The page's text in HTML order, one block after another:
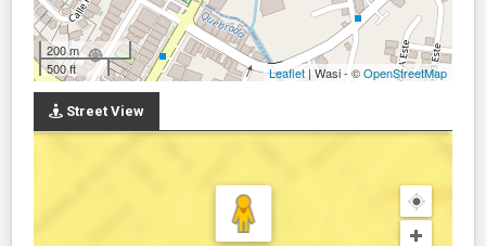
200 m
500 ft
Leaflet | Wasi - ©OpenStreetMap
Street View